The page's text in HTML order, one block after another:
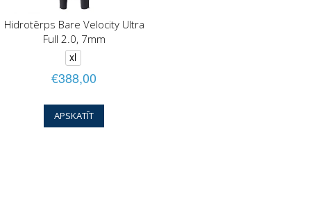
Hidrotērps Bare Velocity Ultra
Full 2.0, 7mm
xl
€388,00
APSKATĪT